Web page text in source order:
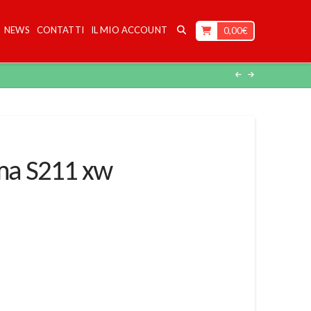
NEWS CONTATTI IL MIO ACCOUNT 0,00€
S211 xw